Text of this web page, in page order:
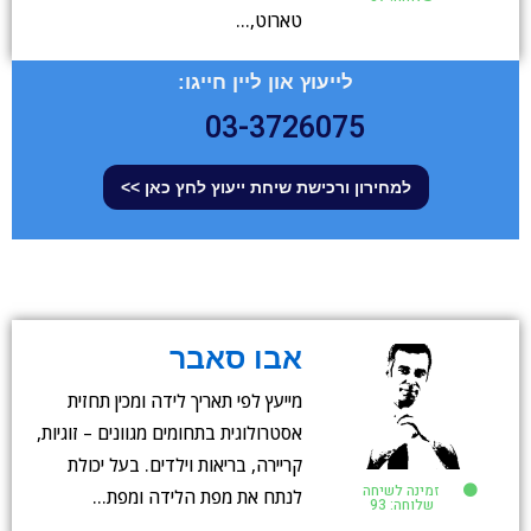
טארוט,…
לייעוץ און ליין חייגו:
03-3726075
למחירון ורכישת שיחת ייעוץ לחץ כאן >>
זמינה לשיחה
שלוחה: 93
אבו סאבר
מייעץ לפי תאריך לידה ומכין תחזית
אסטרולוגית בתחומים מגוונים – זוגיות,
קריירה, בריאות וילדים. בעל יכולת
לנתח את מפת הלידה ומפת…